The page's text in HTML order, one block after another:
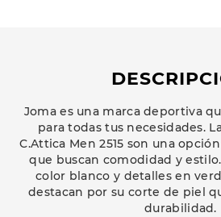
Joma es una marca deportiva
para todas tus necesidades.
C.Attica Men 2515 son una
que buscan comodidad y
color blanco y detalles en
destacan por su corte de piel
durabilidad.